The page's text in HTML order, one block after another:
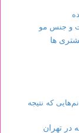
و جنس مو
ها
که نتیجه
در تهران